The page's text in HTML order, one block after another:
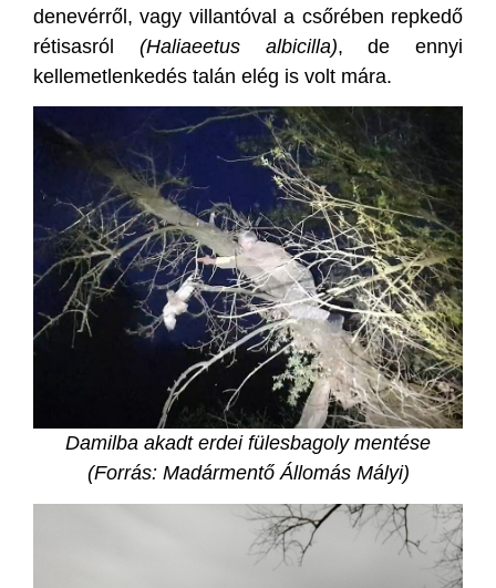
denevérről, vagy villantóval a csőrében repkedő
rétisasról (Haliaeetus albicilla), de ennyi
kellemetlenkedés talán elég is volt mára.
Damilba akadt erdei fülesbagoly mentése
(Forrás: Madármentő Állomás Mályi)